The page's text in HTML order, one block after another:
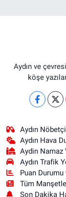
Aydın ve
köşe
Aydın
Aydın Hava
Aydin Namaz
Aydın Trafik
Puan
Tüm
Son Dakika